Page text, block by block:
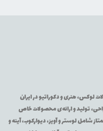
لوکس، هنری و دکوراتیو در ایران
تولید و ارائه‌ی محصولات خاص
شامل لوستر و آویز، دیوارکوب، آینه و